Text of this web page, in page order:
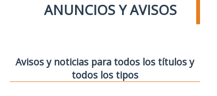
ANUNCIOS Y AVISOS
Avisos y noticias para todos los títulos y
todos los tipos